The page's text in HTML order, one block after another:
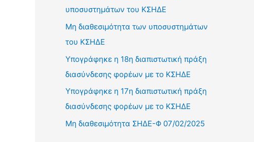
τ
η
σ
η
γ
ι
α
:
υποσυστημάτων του ΚΣΗΔΕ
Μη διαθεσιμότητα των υποσυστημάτων
του ΚΣΗΔΕ
Υπογράφηκε η 18η διαπιστωτική πράξη
διασύνδεσης φορέων με το ΚΣΗΔΕ
Υπογράφηκε η 17η διαπιστωτική πράξη
διασύνδεσης φορέων με το ΚΣΗΔΕ
Μη διαθεσιμότητα ΣΗΔΕ-Φ 07/02/2025